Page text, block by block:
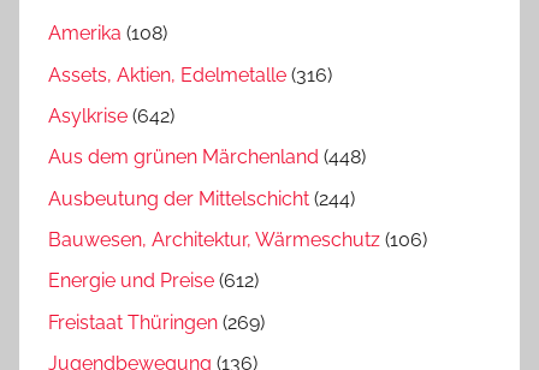
Amerika (108)
Assets, Aktien, Edelmetalle (316)
Asylkrise (642)
Aus dem grünen Märchenland (448)
Ausbeutung der Mittelschicht (244)
Bauwesen, Architektur, Wärmeschutz (106)
Energie und Preise (612)
Freistaat Thüringen (269)
Jugendbewegung (136)